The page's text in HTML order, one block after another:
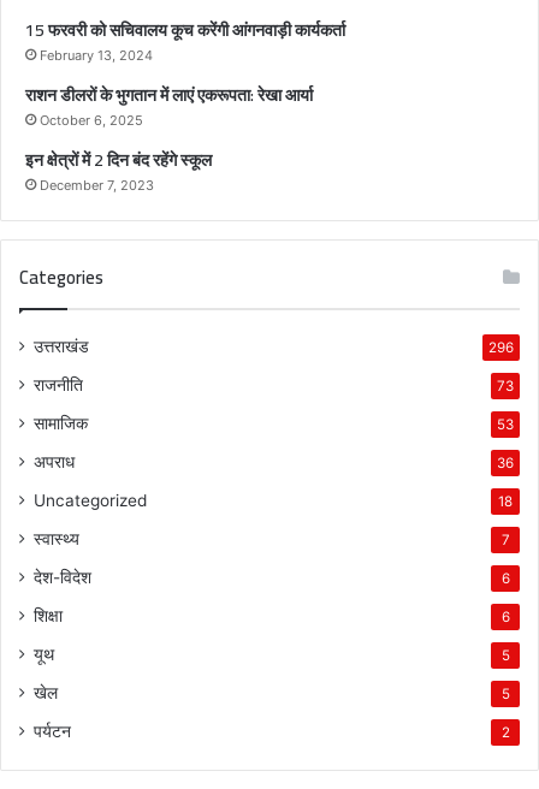
म
15 फरवरी को सचिवालय कूच करेंगी आंगनवाड़ी कार्यकर्ता
February 13, 2024
राशन डीलरों के भुगतान में लाएं एकरूपता: रेखा आर्या
October 6, 2025
इन क्षेत्रों में 2 दिन बंद रहेंगे स्कूल
December 7, 2023
Categories
उत्तराखंड 296
राजनीति 73
सामाजिक 53
अपराध 36
Uncategorized 18
स्वास्थ्य 7
देश-विदेश 6
शिक्षा 6
यूथ 5
खेल 5
पर्यटन 2